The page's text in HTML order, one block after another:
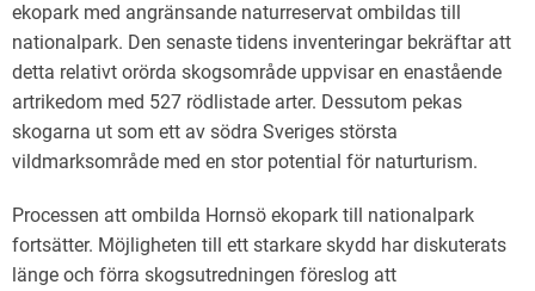
ekopark med angränsande naturreservat ombildas till
nationalpark. Den senaste tidens inventeringar bekräftar att
detta relativt orörda skogsområde uppvisar en enastående
artrikedom med 527 rödlistade arter. Dessutom pekas
skogarna ut som ett av södra Sveriges största
vildmarksområde med en stor potential för naturturism.
Processen att ombilda Hornsö ekopark till nationalpark
fortsätter. Möjligheten till ett starkare skydd har diskuterats
länge och förra skogsutredningen föreslog att